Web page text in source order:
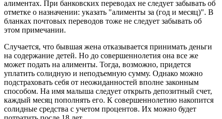
алиментах. При банковских переводах не следует забывать об
отметке о назначении: указать "алименты за (год и месяц)". В
бланках почтовых переводов тоже не следует забывать об
этом примечании.
Случается, что бывшая жена отказывается принимать деньги
на содержание детей. Но до совершеннолетия она все же
может подать на алименты. Тогда, возможно, придется
уплатить солидную и неподъемную сумму. Однако можно
подстраховать себя от неожиданностей вполне законным
способом. На имя малыша следует открыть депозитный счет,
каждый месяц пополнять его. К совершеннолетию накопится
солидные средства с учетом процентов. Их можно будет